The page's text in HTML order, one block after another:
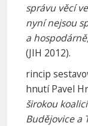
správu věcí
nyní nejsou
a
(JIH 2012).
rincip
hnutí Pavel
širokou
Budějovice a